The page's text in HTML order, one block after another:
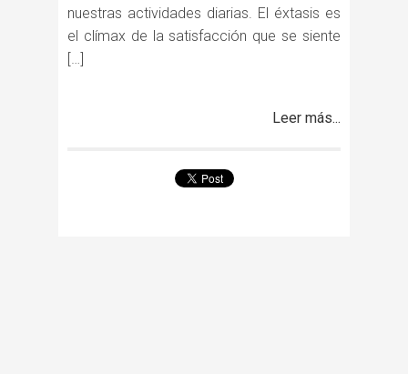
nuestras actividades diarias. El éxtasis es
el clímax de la satisfacción que se siente
[…]
Leer más...